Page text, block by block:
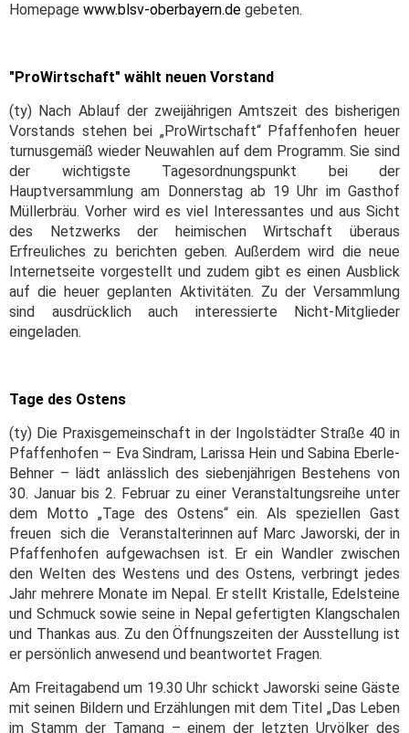
Homepage www.blsv-oberbayern.de gebeten.
"ProWirtschaft" wählt neuen Vorstand
(ty) Nach Ablauf der zweijährigen Amtszeit des bisherigen
Vorstands stehen bei „ProWirtschaft“ Pfaffenhofen heuer
turnusgemäß wieder Neuwahlen auf dem Programm. Sie sind
der wichtigste Tagesordnungspunkt bei der
Hauptversammlung am Donnerstag ab 19 Uhr im Gasthof
Müllerbräu. Vorher wird es viel Interessantes und aus Sicht
des Netzwerks der heimischen Wirtschaft überaus
Erfreuliches zu berichten geben. Außerdem wird die neue
Internetseite vorgestellt und zudem gibt es einen Ausblick
auf die heuer geplanten Aktivitäten. Zu der Versammlung
sind ausdrücklich auch interessierte Nicht-Mitglieder
eingeladen.
Tage des Ostens
(ty) Die Praxisgemeinschaft in der Ingolstädter Straße 40 in
Pfaffenhofen – Eva Sindram, Larissa Hein und Sabina Eberle-
Behner – lädt anlässlich des siebenjährigen Bestehens von
30. Januar bis 2. Februar zu einer Veranstaltungsreihe unter
dem Motto „Tage des Ostens“ ein. Als speziellen Gast
freuen sich die Veranstalterinnen auf Marc Jaworski, der in
Pfaffenhofen aufgewachsen ist. Er ein Wandler zwischen
den Welten des Westens und des Ostens, verbringt jedes
Jahr mehrere Monate im Nepal. Er stellt Kristalle, Edelsteine
und Schmuck sowie seine in Nepal gefertigten Klangschalen
und Thankas aus. Zu den Öffnungszeiten der Ausstellung ist
er persönlich anwesend und beantwortet Fragen.
Am Freitagabend um 19.30 Uhr schickt Jaworski seine Gäste
mit seinen Bildern und Erzählungen mit dem Titel „Das Leben
im Stamm der Tamang – einem der letzten Urvölker des